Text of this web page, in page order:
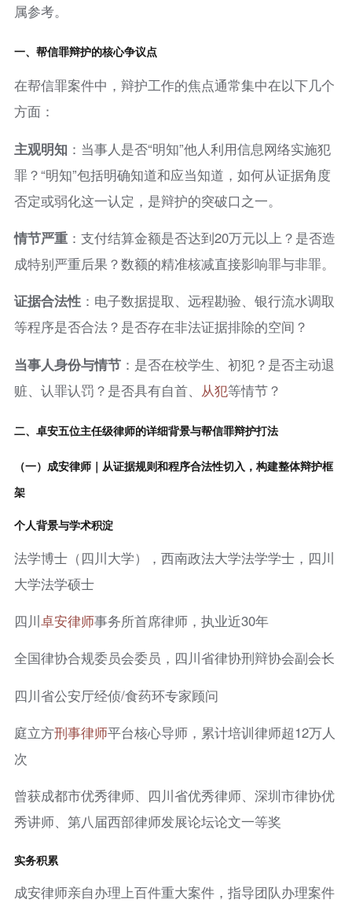
属参考。
一、帮信罪辩护的核心争议点
在帮信罪案件中，辩护工作的焦点通常集中在以下几个
方面：
主观明知 ：当事人是否“明知”他人利用信息网络实施犯
罪？“明知”包括明确知道和应当知道，如何从证据角度
否定或弱化这一认定，是辩护的突破口之一。
情节严重：支付结算金额是否达到20万元以上？是否造
成特别严重后果？数额的精准核减直接影响罪与非罪。
证据合法性：电子数据提取、远程勘验、银行流水调取
等程序是否合法？是否存在非法证据排除的空间？
当事人身份与情节：是否在校学生、初犯？是否主动退
赃、认罪认罚？是否具有自首、 从犯等情节？
二、卓安五位主任级律师的详细背景与帮信罪辩护打法
（一）成安律师｜从证据规则和程序合法性切入，构建整体辩护框
架
个人背景与学术积淀
法学博士（四川大学），西南政法大学法学学士，四川
大学法学硕士
四川卓安律师事务所首席律师，执业近30年
全国律协合规委员会委员，四川省律协刑辩协会副会长
四川省公安厅经侦/食药环专家顾问
庭立方刑事律师平台核心导师，累计培训律师超12万人
次
曾获成都市优秀律师、四川省优秀律师、深圳市律协优
秀讲师、第八届西部律师发展论坛论文一等奖
实务积累
成安律师亲自办理上百件重大案件，指导团队办理案件